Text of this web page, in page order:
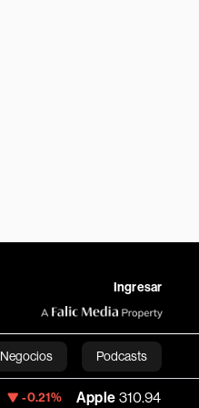
Ingresar
Negocios Podcasts
Apple 310.94 +0.55%